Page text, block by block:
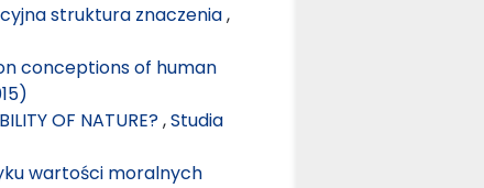
struktura znaczenia,
conceptions of human
OF NATURE?,Studia
wartości moralnych